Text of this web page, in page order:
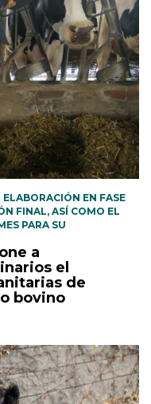
EN FASE
FINAL, ASÍ COMO EL
PARA SU
a
el
de
bovino